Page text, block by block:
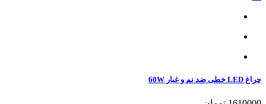
چراغ LED خطی ضد نم و غبار 60W